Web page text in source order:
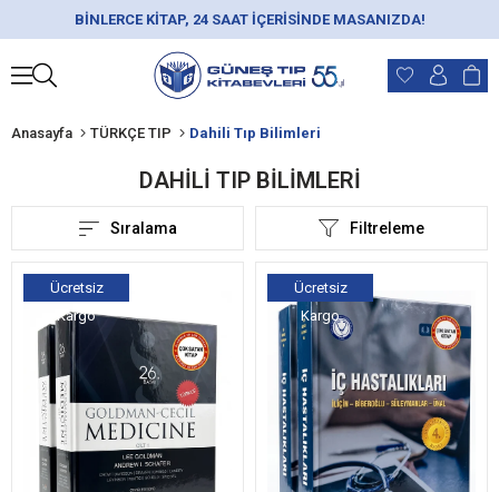
BİNLERCE KİTAP, 24 SAAT İÇERİSİNDE MASANIZDA!
Anasayfa TÜRKÇE TIP Dahili Tıp Bilimleri
DAHILI TIP BILIMLERI
Filtreleme
Sıralama
Ücretsiz
Kargo
Ücretsiz
Kargo